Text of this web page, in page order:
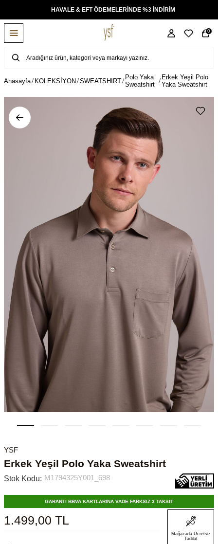
HAVALE & EFT ÖDEMELERİNDE %3 İNDİRİM
0
Anasayfa KOLEKSİYON SWEATSHIRT
Polo Yaka
Sweatshirt
Erkek Yeşil Polo
Yaka Sweatshirt
YSF
Erkek Yeşil Polo Yaka Sweatshirt
Stok Kodu: M1794325Y001_698
GARANTİ BBVA KARTLARINA VADE FARKSIZ 3 TAKSİT
1.499,00 TL
Mağazada Ücretsiz
Tadilat